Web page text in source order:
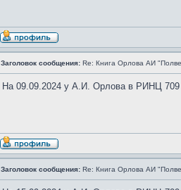
Заголовок сообщения: Re: Книга Орлова АИ
На 09.09.2024 у А.И. Орлова в РИНЦ 709
Заголовок сообщения: Re: Книга Орлова АИ